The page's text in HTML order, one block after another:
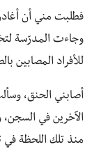
فطلبت مني أن
وجاءت المدرّسة
للأفراد المصابين
أصابني الحنق،
الآخرين في
منذ تلك اللحظة في